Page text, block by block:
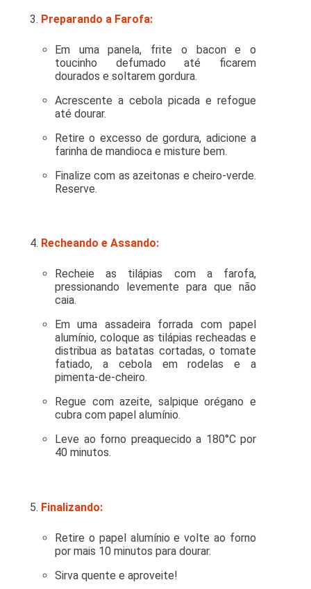
Preparando a Farofa:
Em uma panela, frite o bacon e o
toucinho defumado até ficarem
dourados e soltarem gordura.
Acrescente a cebola picada e refogue
até dourar.
Retire o excesso de gordura, adicione a
farinha de mandioca e misture bem.
Finalize com as azeitonas e cheiro-verde.
Reserve.
Recheando e Assando:
Recheie as tilápias com a farofa,
pressionando levemente para que não
caia.
Em uma assadeira forrada com papel
alumínio, coloque as tilápias recheadas e
distribua as batatas cortadas, o tomate
fatiado, a cebola em rodelas e a
pimenta-de-cheiro.
Regue com azeite, salpique orégano e
cubra com papel alumínio.
Leve ao forno preaquecido a 180°C por
40 minutos.
Finalizando:
Retire o papel alumínio e volte ao forno
por mais 10 minutos para dourar.
Sirva quente e aproveite!